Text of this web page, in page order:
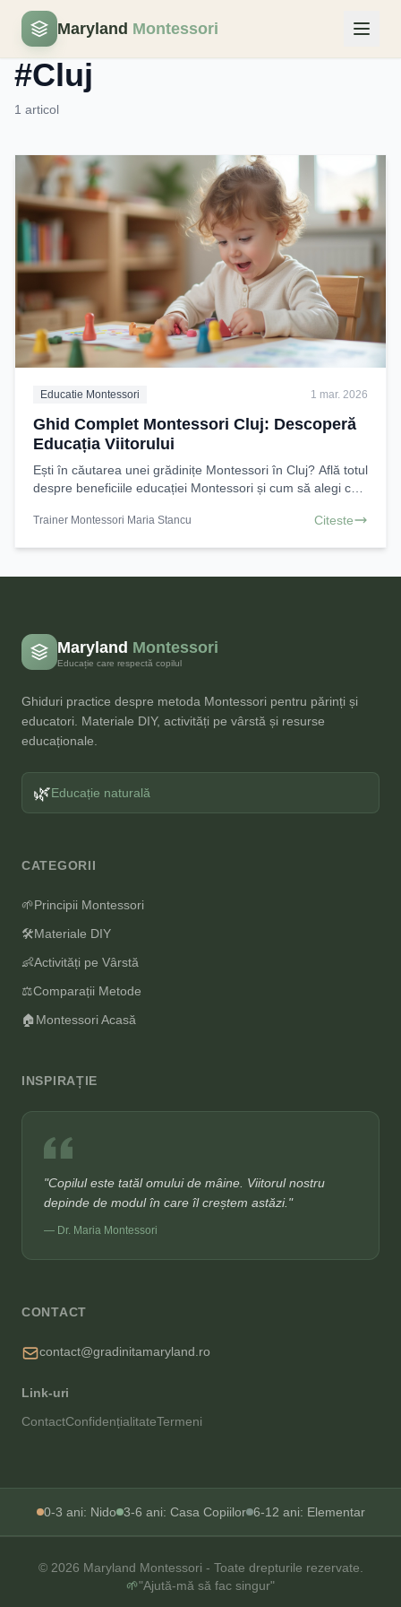
Maryland Montessori
Eticheta
#Cluj
1 articol
Educatie Montessori 1 mar. 2026
Ghid Complet Montessori Cluj: Descoperă
Educația Viitorului
Ești în căutarea unei grădinițe Montessori în Cluj? Află totul
despre beneficiile educației Montessori și cum să alegi cea
Trainer Montessori Maria Stancu Citeste
Maryland Montessori
Educație care respectă copilul
Ghiduri practice despre metoda Montessori pentru părinți și
educatori. Materiale DIY, activități pe vârstă și resurse
educaționale.
🌿Educație naturală
CATEGORII
🌱Principii Montessori
🛠️Materiale DIY
👶Activități pe Vârstă
⚖️Comparații Metode
🏠Montessori Acasă
INSPIRAȚIE
"Copilul este tatăl omului de mâine. Viitorul nostru
depinde de modul în care îl creștem astăzi."
— Dr. Maria Montessori
CONTACT
contact@gradinitamaryland.ro
Link-uri
ContactConfidențialitateTermeni
0-3 ani: Nido 3-6 ani: Casa Copiilor 6-12 ani: Elementar
© 2026 Maryland Montessori - Toate drepturile rezervate.
🌱"Ajută-mă să fac singur"